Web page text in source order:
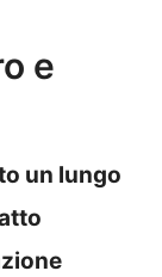
e
un lungo